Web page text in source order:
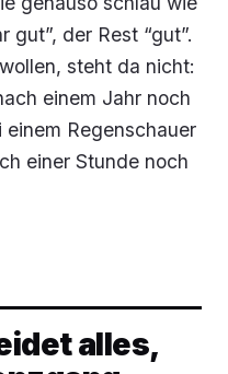
gut”, der Rest “gut”.
steht da nicht:
einem Jahr noch
Regenschauer
einer Stunde noch
alles,